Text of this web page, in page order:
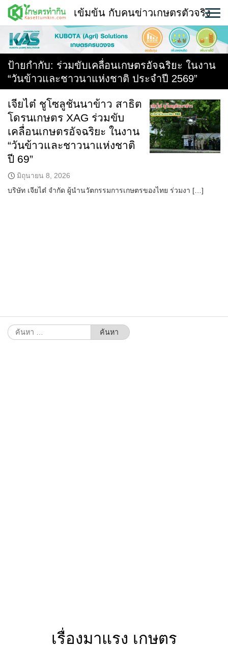
Skip
content
พืช
หน้าแรก
แวดวงเกษตร
ใคร ทำอะไร ที่ไหน
สถานีข่าววันนี้
เข้มข้น กับคนข่าวเกษตรตัวจริง
ป้ายกำกับ: ร่วมขับเคลื่อนเกษตรอัจฉริยะ ในงาน
“วันข้าวและชาวนาแห่งชาติ ประจำปี 2569”
เจียไต๋ ชูโซลูชันนาข้าว สาธิต
โดรนเกษตร XAG ร่วมขับ
เคลื่อนเกษตรอัจฉริยะ ในงาน
“วันข้าวและชาวนาแห่งชาติ
ปี 69”
มิถุนายน 8, 2026
บริษัท เจียไต๋ จำกัด ผู้นำนวัตกรรมการเกษตรของไทย ร่วมงา […]
ค้นหา
สำหรับ:
เรื่องมาแรง เกษตร